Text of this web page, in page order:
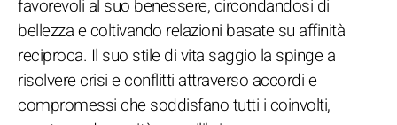
favorevoli al suo benessere, circondandosi di
bellezza e coltivando relazioni basate su affinità
reciproca. Il suo stile di vita saggio la spinge a
risolvere crisi e conflitti attraverso accordi e
compromessi che soddisfano tutti i coinvolti,